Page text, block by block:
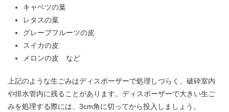
キャベツの葉
レタスの葉
グレープフルーツの皮
スイカの皮
メロンの皮 など
上記のような生ごみはディスポーザーで処理しづらく、破砕室内
や排水管内に残ることがあります。ディスポーザーで大きい生ご
みを処理する際には、3cm角に切ってから投入しましょう。